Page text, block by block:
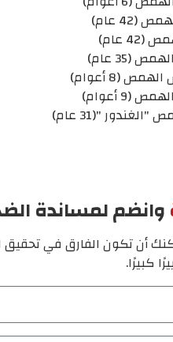
عام)
عام)
(35 عام)
(8 أعوام)
أعوام)
"(31 عام)
وانضم لمساندة
أن تكون الفارق في
كبيرًا.